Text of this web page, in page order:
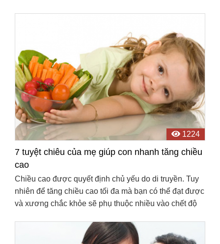
1224
7 tuyệt chiêu của mẹ giúp con nhanh tăng chiều
cao
Chiều cao được quyết định chủ yếu do di truyền. Tuy
nhiên để tăng chiều cao tối đa mà bạn có thể đạt được
và xương chắc khỏe sẽ phụ thuộc nhiều vào chết độ